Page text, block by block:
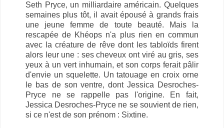
Seth Pryce, un milliardaire américain. Quelques
semaines plus tôt, il avait épousé à grands frais
une jeune femme de toute beauté. Mais la
rescapée de Khéops n'a plus rien en commun
avec la créature de rêve dont les tabloïds firent
alors leur une : ses cheveux ont viré au gris, ses
yeux à un vert inhumain, et son corps ferait pâlir
d'envie un squelette. Un tatouage en croix orne
le bas de son ventre, dont Jessica Desroches-
Pryce ne se rappelle pas l'origine. En fait,
Jessica Desroches-Pryce ne se souvient de rien,
si ce n'est de son prénom : Sixtine.